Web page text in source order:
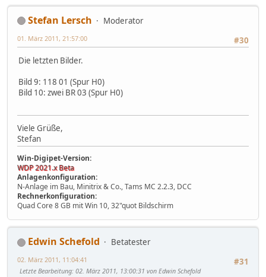
Stefan Lersch
Moderator
#30
01. März 2011, 21:57:00
Die letzten Bilder.
Bild 9: 118 01 (Spur H0)
Bild 10: zwei BR 03 (Spur H0)
Viele Grüße,
Stefan
Win-Digipet-Version:
WDP 2021.x Beta
Anlagenkonfiguration:
N-Anlage im Bau, Minitrix & Co., Tams MC 2.2.3, DCC
Rechnerkonfiguration:
Quad Core 8 GB mit Win 10, 32"quot Bildschirm
Edwin Schefold
Betatester
#31
02. März 2011, 11:04:41
Letzte Bearbeitung: 02. März 2011, 13:00:31 von Edwin Schefold